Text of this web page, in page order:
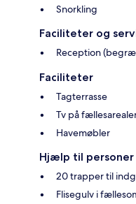
Snorkling
Faciliteter og
Reception
Faciliteter
Tagterrasse
Tv på
Havemøbler
Hjælp til personer
20 trapper til
Flisegulv i